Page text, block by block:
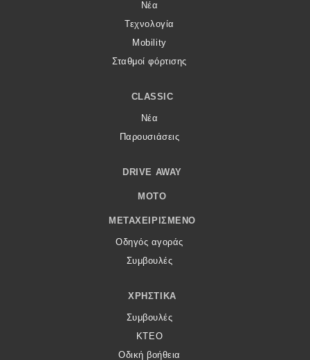
Νέα
Τεχνολογία
Mobility
Σταθμοί φόρτισης
CLASSIC
Νέα
Παρουσιάσεις
DRIVE AWAY
MOTO
ΜΕΤΑΧΕΙΡΙΣΜΈΝΟ
Οδηγός αγοράς
Συμβουλές
ΧΡΗΣΤΙΚΆ
Συμβουλές
ΚΤΕΟ
Οδική βοήθεια